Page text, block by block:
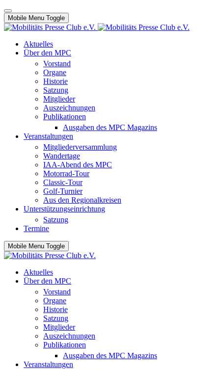
Mobile Menu Toggle
Aktuelles
Über den MPC
Vorstand
Organe
Historie
Satzung
Mitglieder
Auszeichnungen
Publikationen
Ausgaben des MPC Magazins
Veranstaltungen
Mitgliederversammlung
Wandertage
IAA-Abend des MPC
Motorrad-Tour
Classic-Tour
Golf-Turnier
Aus den Regionalkreisen
Unterstützungseinrichtung
Satzung
Termine
Mobile Menu Toggle
Aktuelles
Über den MPC
Vorstand
Organe
Historie
Satzung
Mitglieder
Auszeichnungen
Publikationen
Ausgaben des MPC Magazins
Veranstaltungen